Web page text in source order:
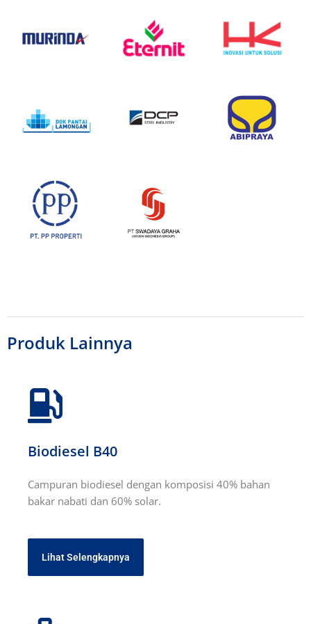
Produk Lainnya
Biodiesel B40
Campuran biodiesel dengan komposisi 40% bahan
bakar nabati dan 60% solar.
Lihat Selengkapnya